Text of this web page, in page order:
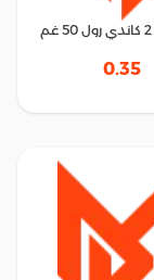
0.35